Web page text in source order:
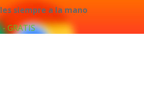
siempre a la mano
GRATIS